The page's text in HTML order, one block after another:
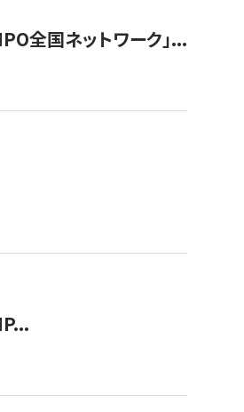
全国ネットワーク」...